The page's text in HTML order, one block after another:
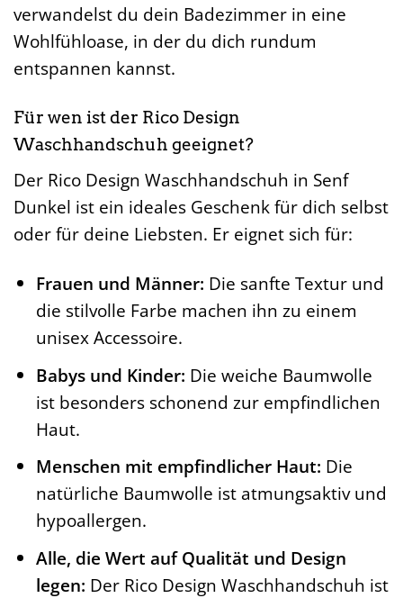
verwandelst du dein Badezimmer in eine
Wohlfühloase, in der du dich rundum
entspannen kannst.
Für wen ist der Rico Design
Waschhandschuh geeignet?
Der Rico Design Waschhandschuh in Senf
Dunkel ist ein ideales Geschenk für dich selbst
oder für deine Liebsten. Er eignet sich für:
Frauen und Männer: Die sanfte Textur und
die stilvolle Farbe machen ihn zu einem
unisex Accessoire.
Babys und Kinder: Die weiche Baumwolle
ist besonders schonend zur empfindlichen
Haut.
Menschen mit empfindlicher Haut: Die
natürliche Baumwolle ist atmungsaktiv und
hypoallergen.
Alle, die Wert auf Qualität und Design
legen: Der Rico Design Waschhandschuh ist